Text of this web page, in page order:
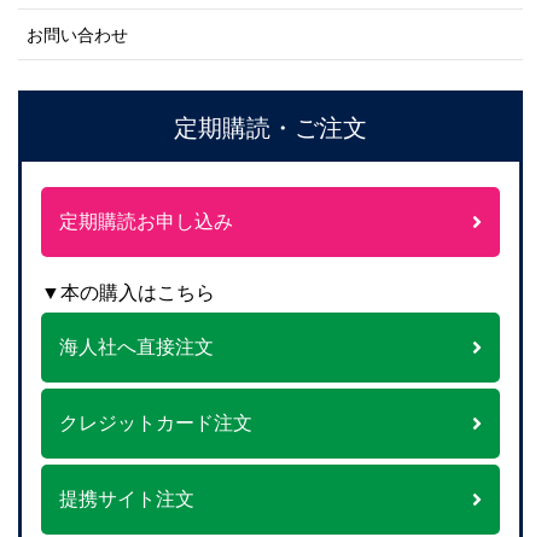
お問い合わせ
定期購読・ご注文
定期購読お申し込み
▼本の購入はこちら
海人社へ直接注文
クレジットカード注文
提携サイト注文